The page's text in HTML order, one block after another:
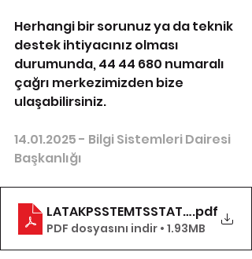
Herhangi bir sorunuz ya da teknik
destek ihtiyacınız olması
durumunda, 44 44 680 numaralı
çağrı merkezimizden bize
ulaşabilirsiniz.
14.01.2025 - Bilgi Sistemleri Dairesi
Başkanlığı
.pdf
PDF dosyasını indir • 1.93MB